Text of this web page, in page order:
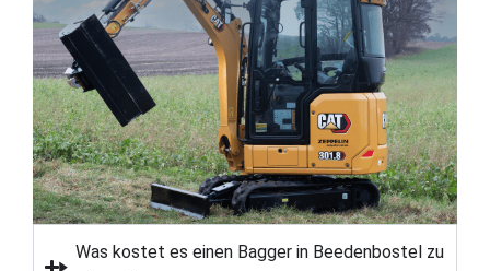
Was kostet es einen Bagger in Beedenbostel zu